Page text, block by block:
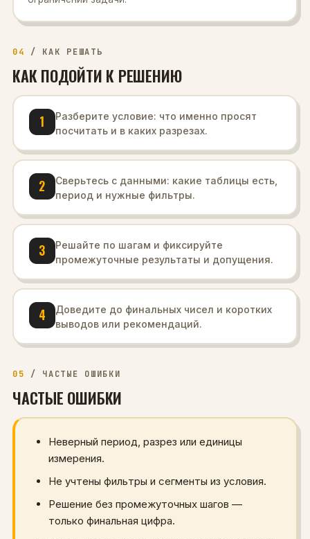
04 / КАК РЕШАТЬ
КАК ПОДОЙТИ К РЕШЕНИЮ
1
Разберите условие: что именно просят
посчитать и в каких разрезах.
2
Сверьтесь с данными: какие таблицы есть,
период и нужные фильтры.
3
Решайте по шагам и фиксируйте
промежуточные результаты и допущения.
4
Доведите до финальных чисел и коротких
выводов или рекомендаций.
05 / ЧАСТЫЕ ОШИБКИ
ЧАСТЫЕ ОШИБКИ
Неверный период, разрез или единицы
измерения.
Не учтены фильтры и сегменты из условия.
Решение без промежуточных шагов —
только финальная цифра.